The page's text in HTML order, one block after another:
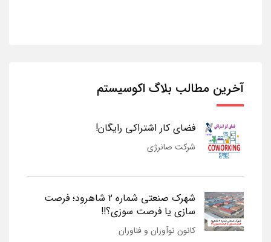
آخرین مطالب بلاگ اکوسیستم
فضای کار اشتراکی رایگان!
شرکت صانرژی
شهرک صنعتی شماره 2 شاهرود؛ فرصت
سازی یا فرصت سوزی؟!!
کانون نوآوران و فناوران